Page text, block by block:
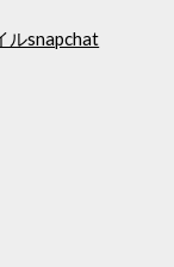
ルsnapchat